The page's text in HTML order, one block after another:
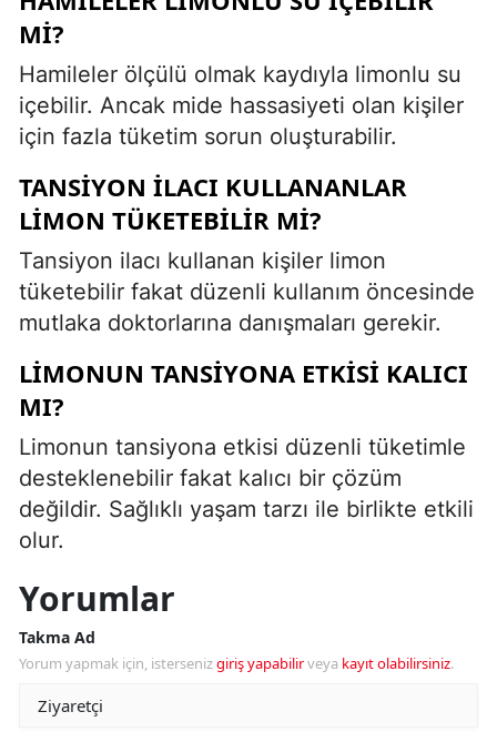
MI?
Hamileler ölçülü olmak kaydıyla limonlu su
içebilir. Ancak mide hassasiyeti olan kişiler
için fazla tüketim sorun oluşturabilir.
TANSIYON İLACI KULLANANLAR
LIMON TÜKETEBILIR MI?
Tansiyon ilacı kullanan kişiler limon
tüketebilir fakat düzenli kullanım öncesinde
mutlaka doktorlarına danışmaları gerekir.
LIMONUN TANSIYONA ETKISI KALICI
MI?
Limonun tansiyona etkisi düzenli tüketimle
desteklenebilir fakat kalıcı bir çözüm
değildir. Sağlıklı yaşam tarzı ile birlikte etkili
olur.
Yorumlar
Takma Ad
Yorum yapmak için, istersenizgiriş yapabilirveya kayıt olabilirsiniz.